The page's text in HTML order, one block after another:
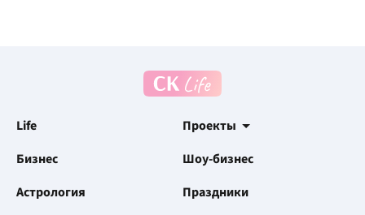
Life
Проекты
Бизнес
Шоу-бизнес
Астрология
Праздники